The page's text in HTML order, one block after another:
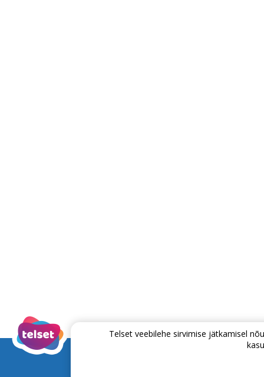
Telset veebilehe sirvimise jätkamisel